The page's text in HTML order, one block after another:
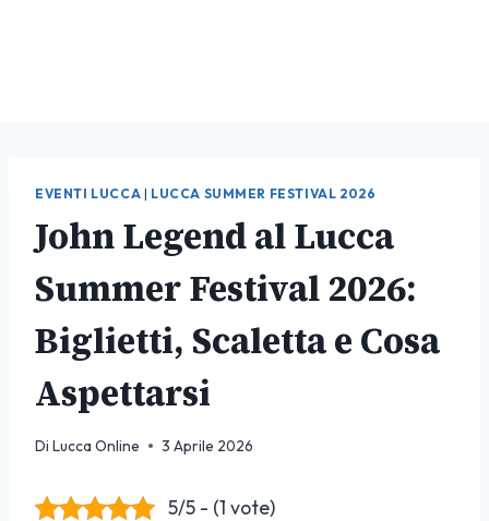
EVENTI LUCCA | LUCCA SUMMER FESTIVAL 2026
John Legend al Lucca
Summer Festival 2026:
Biglietti, Scaletta e Cosa
Aspettarsi
Di Lucca Online 3 Aprile 2026
5/5 - (1 vote)